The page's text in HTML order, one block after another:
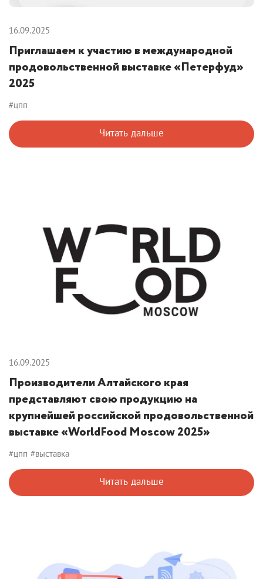
16.09.2025
Приглашаем к участию в международной
продовольственной выставке «Петерфуд»
2025
#цпп
Читать дальше
16.09.2025
Производители Алтайского края
представляют свою продукцию на
крупнейшей российской продовольственной
выставке «WorldFood Moscow 2025»
#цпп #выставка
Читать дальше